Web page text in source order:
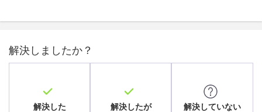
解決しましたか？
解決した
解決したが
解決していない